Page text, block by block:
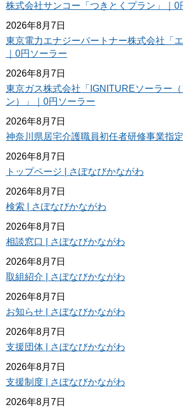
株式会社サンコー「つきとくプラン」｜0
2026年8月7日
東京電力エナジーパートナー株式会社「エ
｜0円ソーラー
2026年8月7日
東京ガス株式会社「IGNITUREソーラー
ン）」｜0円ソーラー
2026年8月7日
神奈川県居宅介護職員初任者研修事業指
2026年8月7日
トップページ | さぽなびかながわ
2026年8月7日
検索 | さぽなびかながわ
2026年8月7日
相談窓口 | さぽなびかながわ
2026年8月7日
取組紹介 | さぽなびかながわ
2026年8月7日
お知らせ | さぽなびかながわ
2026年8月7日
支援団体 | さぽなびかながわ
2026年8月7日
支援制度 | さぽなびかながわ
2026年8月7日